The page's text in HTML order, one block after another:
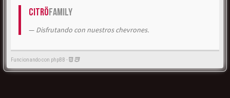
CitröFamily
Disfrutando con nuestros chevrones.
Funcionando con phpBB -